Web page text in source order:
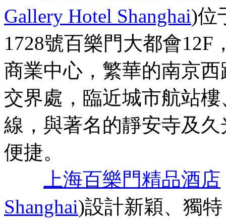
Gallery Hotel Shanghai)位
1728號百樂門大都會12F
商業中心，繁華的南京
交界處，臨近城市航站樓
線，與著名的靜安寺及
便捷。
上海百樂門精品酒店
Shanghai)設計新穎、獨